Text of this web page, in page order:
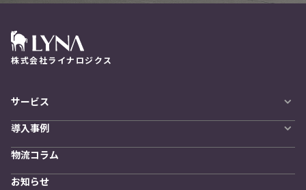
株式会社ライナロジクス
サービス
LYNA DXプラットフォーム
発着管理オプション
訪問計画
物流拠点最適化
導入事例
導入をご検討の方へ
物流コラム
お知らせ